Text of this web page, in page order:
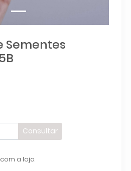
Sementes
Consultar
a loja.